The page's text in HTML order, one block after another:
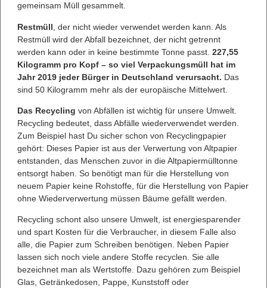
gemeinsam Müll gesammelt.
Restmüll , der nicht wieder verwendet werden kann. Als
Restmüll wird der Abfall bezeichnet, der nicht getrennt
werden kann oder in keine bestimmte Tonne passt. 227,55
Kilogramm pro Kopf – so viel Verpackungsmüll hat im
Jahr 2019 jeder Bürger in Deutschland verursacht. Das
sind 50 Kilogramm mehr als der europäische Mittelwert.
Das Recycling von Abfällen ist wichtig für unsere Umwelt.
Recycling bedeutet, dass Abfälle wiederverwendet werden.
Zum Beispiel hast Du sicher schon von Recyclingpapier
gehört: Dieses Papier ist aus der Verwertung von Altpapier
entstanden, das Menschen zuvor in die Altpapiermülltonne
entsorgt haben. So benötigt man für die Herstellung von
neuem Papier keine Rohstoffe, für die Herstellung von Papier
ohne Wiederverwertung müssen Bäume gefällt werden.
Recycling schont also unsere Umwelt, ist energiesparender
und spart Kosten für die Verbraucher, in diesem Falle also
alle, die Papier zum Schreiben benötigen. Neben Papier
lassen sich noch viele andere Stoffe recyclen. Sie alle
bezeichnet man als Wertstoffe. Dazu gehören zum Beispiel
Glas, Getränkedosen, Pappe, Kunststoff oder